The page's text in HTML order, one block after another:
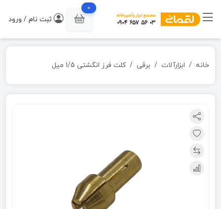
0
ثبت نام / ورود
خانه ابزارآلات برقی کلت فرز انگشتی 1/5 میل